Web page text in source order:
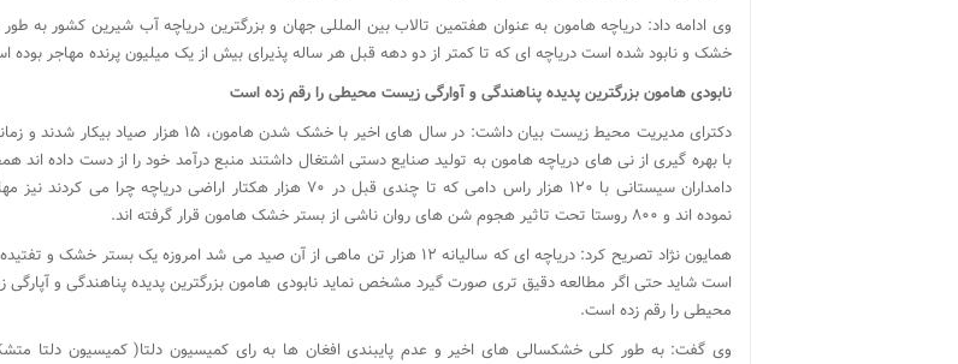
وی ادامه داد: دریاچه هامون به عنوان هفتمین تالاب بین المللی جهان و بزرگترین دریاچه آب شیرین کشور به
خشک و نابود شده است دریاچه ای که تا کمتر از دو دهه قبل هر ساله پذیرای بیش از یک میلیون پرنده مهاجر بوده
نابودی هامون بزرگترین پدیده پناهندگی و آوارگی زیست محیطی را رقم زده است
دکترای مدیریت محیط زیست بیان داشت: در سال های اخیر با خشک شدن هامون، ۱۵ هزار صیاد
با بهره گیری از نی های دریاچه هامون به تولید صنایع دستی اشتغال داشتند منبع درآمد خود را از دست داده اند
دامداران سیستانی با ۱۲۰ هزار راس دامی که تا چندی قبل در ۷۰ هزار هکتار اراضی دریاچه چرا می
نموده اند و ۸۰۰ روستا تحت تاثیر هجوم شن های روان ناشی از بستر خشک هامون قرار گرفته اند.
همایون نژاد تصریح کرد: دریاچه ای که سالیانه ۱۲ هزار تن ماهی از آن صید می شد امروزه یک بستر خشک و
است شاید حتی اگر مطالعه دقیق تری صورت گیرد مشخص نماید نابودی هامون بزرگترین پدیده پناهندگی و
محیطی را رقم زده است.
وی گفت: به طور کلی خشکسالی های اخیر و عدم پایبندی افغان ها به رای کمیسیون دلتا( کمیسیون دلتا